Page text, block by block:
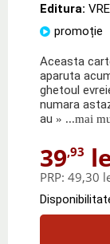
Editura:
promoție
Aceasta
aparuta
ghetoul
numara
au » ...mai
39,93
PRP: 49,30